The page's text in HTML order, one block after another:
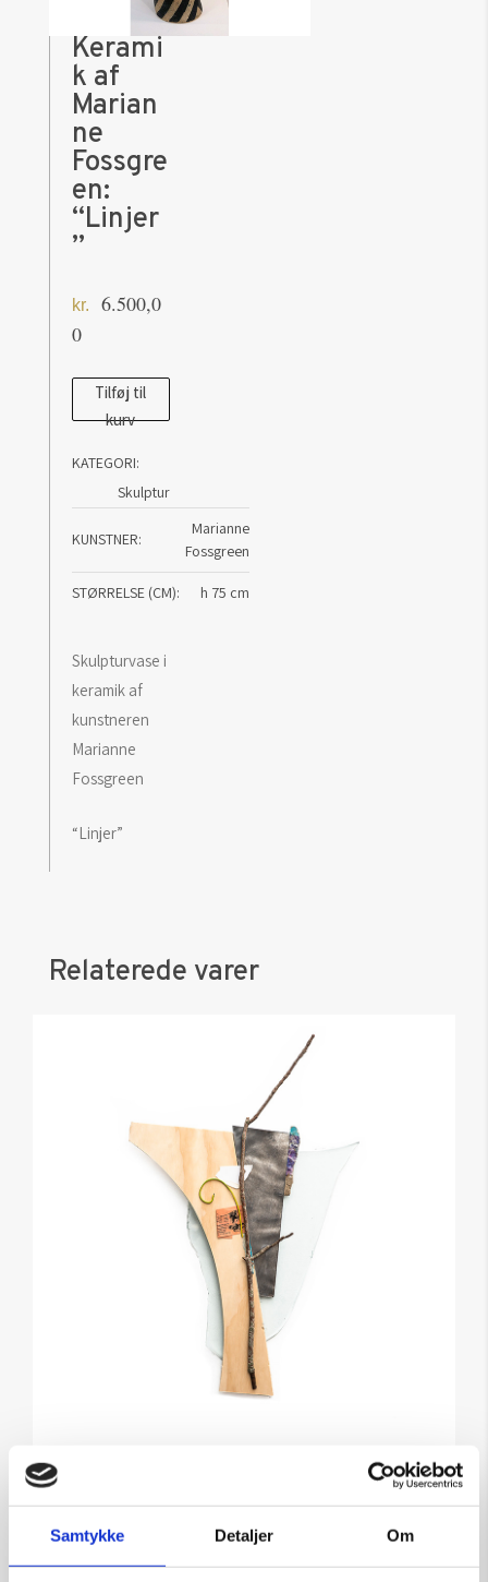
Samtykke Detaljer Om
Kerami
k af
Marian
ne
Fossgre
en:
“Linjer
”
kr.
6.500,0
0
Keramik
af
"Linjer"
antal
Tilføj til
kurv
KATEGORI:
Skulptur
KUNSTNER
Marianne
Fossgreen
STØRRELSE (CM) h 75 cm
Skulpturvase i
keramik af
kunstneren
Marianne
Fossgreen
“Linjer”
Relaterede varer
Skulptur af Steffen Tast:
Wierda
Kunstner: Steffen Tast
Størrelse: